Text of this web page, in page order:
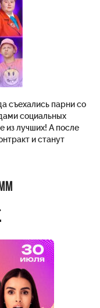
съехались парни со
социальных
из лучших! А после
и станут